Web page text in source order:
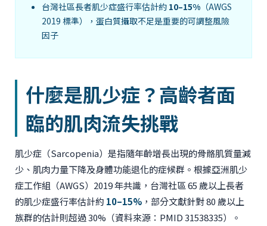
台灣社區長者肌少症盛行率估計約 10–15% （AWGS
2019 標準），蛋白質攝取不足是重要的可調整風險
因子
什麼是肌少症？高齡者面
臨的肌肉流失挑戰
肌少症（Sarcopenia）是指隨年齡增長出現的骨骼肌質量減
少、肌肉力量下降及身體功能退化的症候群。根據亞洲肌少
症工作組（AWGS）2019 年共識，台灣社區 65 歲以上長者
的肌少症盛行率估計約 10–15% ，部分文獻針對 80 歲以上
族群的估計則超過 30%（資料來源：PMID 31538335）。